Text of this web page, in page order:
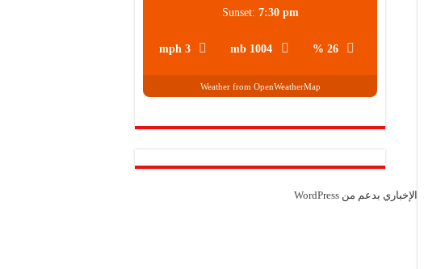
26 %
1004 mb
3 mph
Sunset: 7:30 pm
Weather from OpenWeatherMap
الإخباري بدعم من WordPress